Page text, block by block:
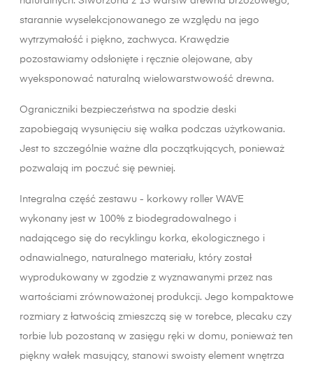
starannie wyselekcjonowanego ze względu na jego
wytrzymałość i piękno, zachwyca. Krawędzie
pozostawiamy odsłonięte i ręcznie olejowane, aby
wyeksponować naturalną wielowarstwowość drewna.
Ograniczniki bezpieczeństwa na spodzie deski
zapobiegają wysunięciu się wałka podczas użytkowania.
Jest to szczególnie ważne dla początkujących, ponieważ
pozwalają im poczuć się pewniej.
Integralna część zestawu - korkowy roller WAVE
wykonany jest w 100% z biodegradowalnego i
nadającego się do recyklingu korka, ekologicznego i
odnawialnego, naturalnego materiału, który został
wyprodukowany w zgodzie z wyznawanymi przez nas
wartościami zrównoważonej produkcji. Jego kompaktowe
rozmiary z łatwością zmieszczą się w torebce, plecaku czy
torbie lub pozostaną w zasięgu ręki w domu, ponieważ ten
piękny wałek masujący, stanowi swoisty element wnętrza